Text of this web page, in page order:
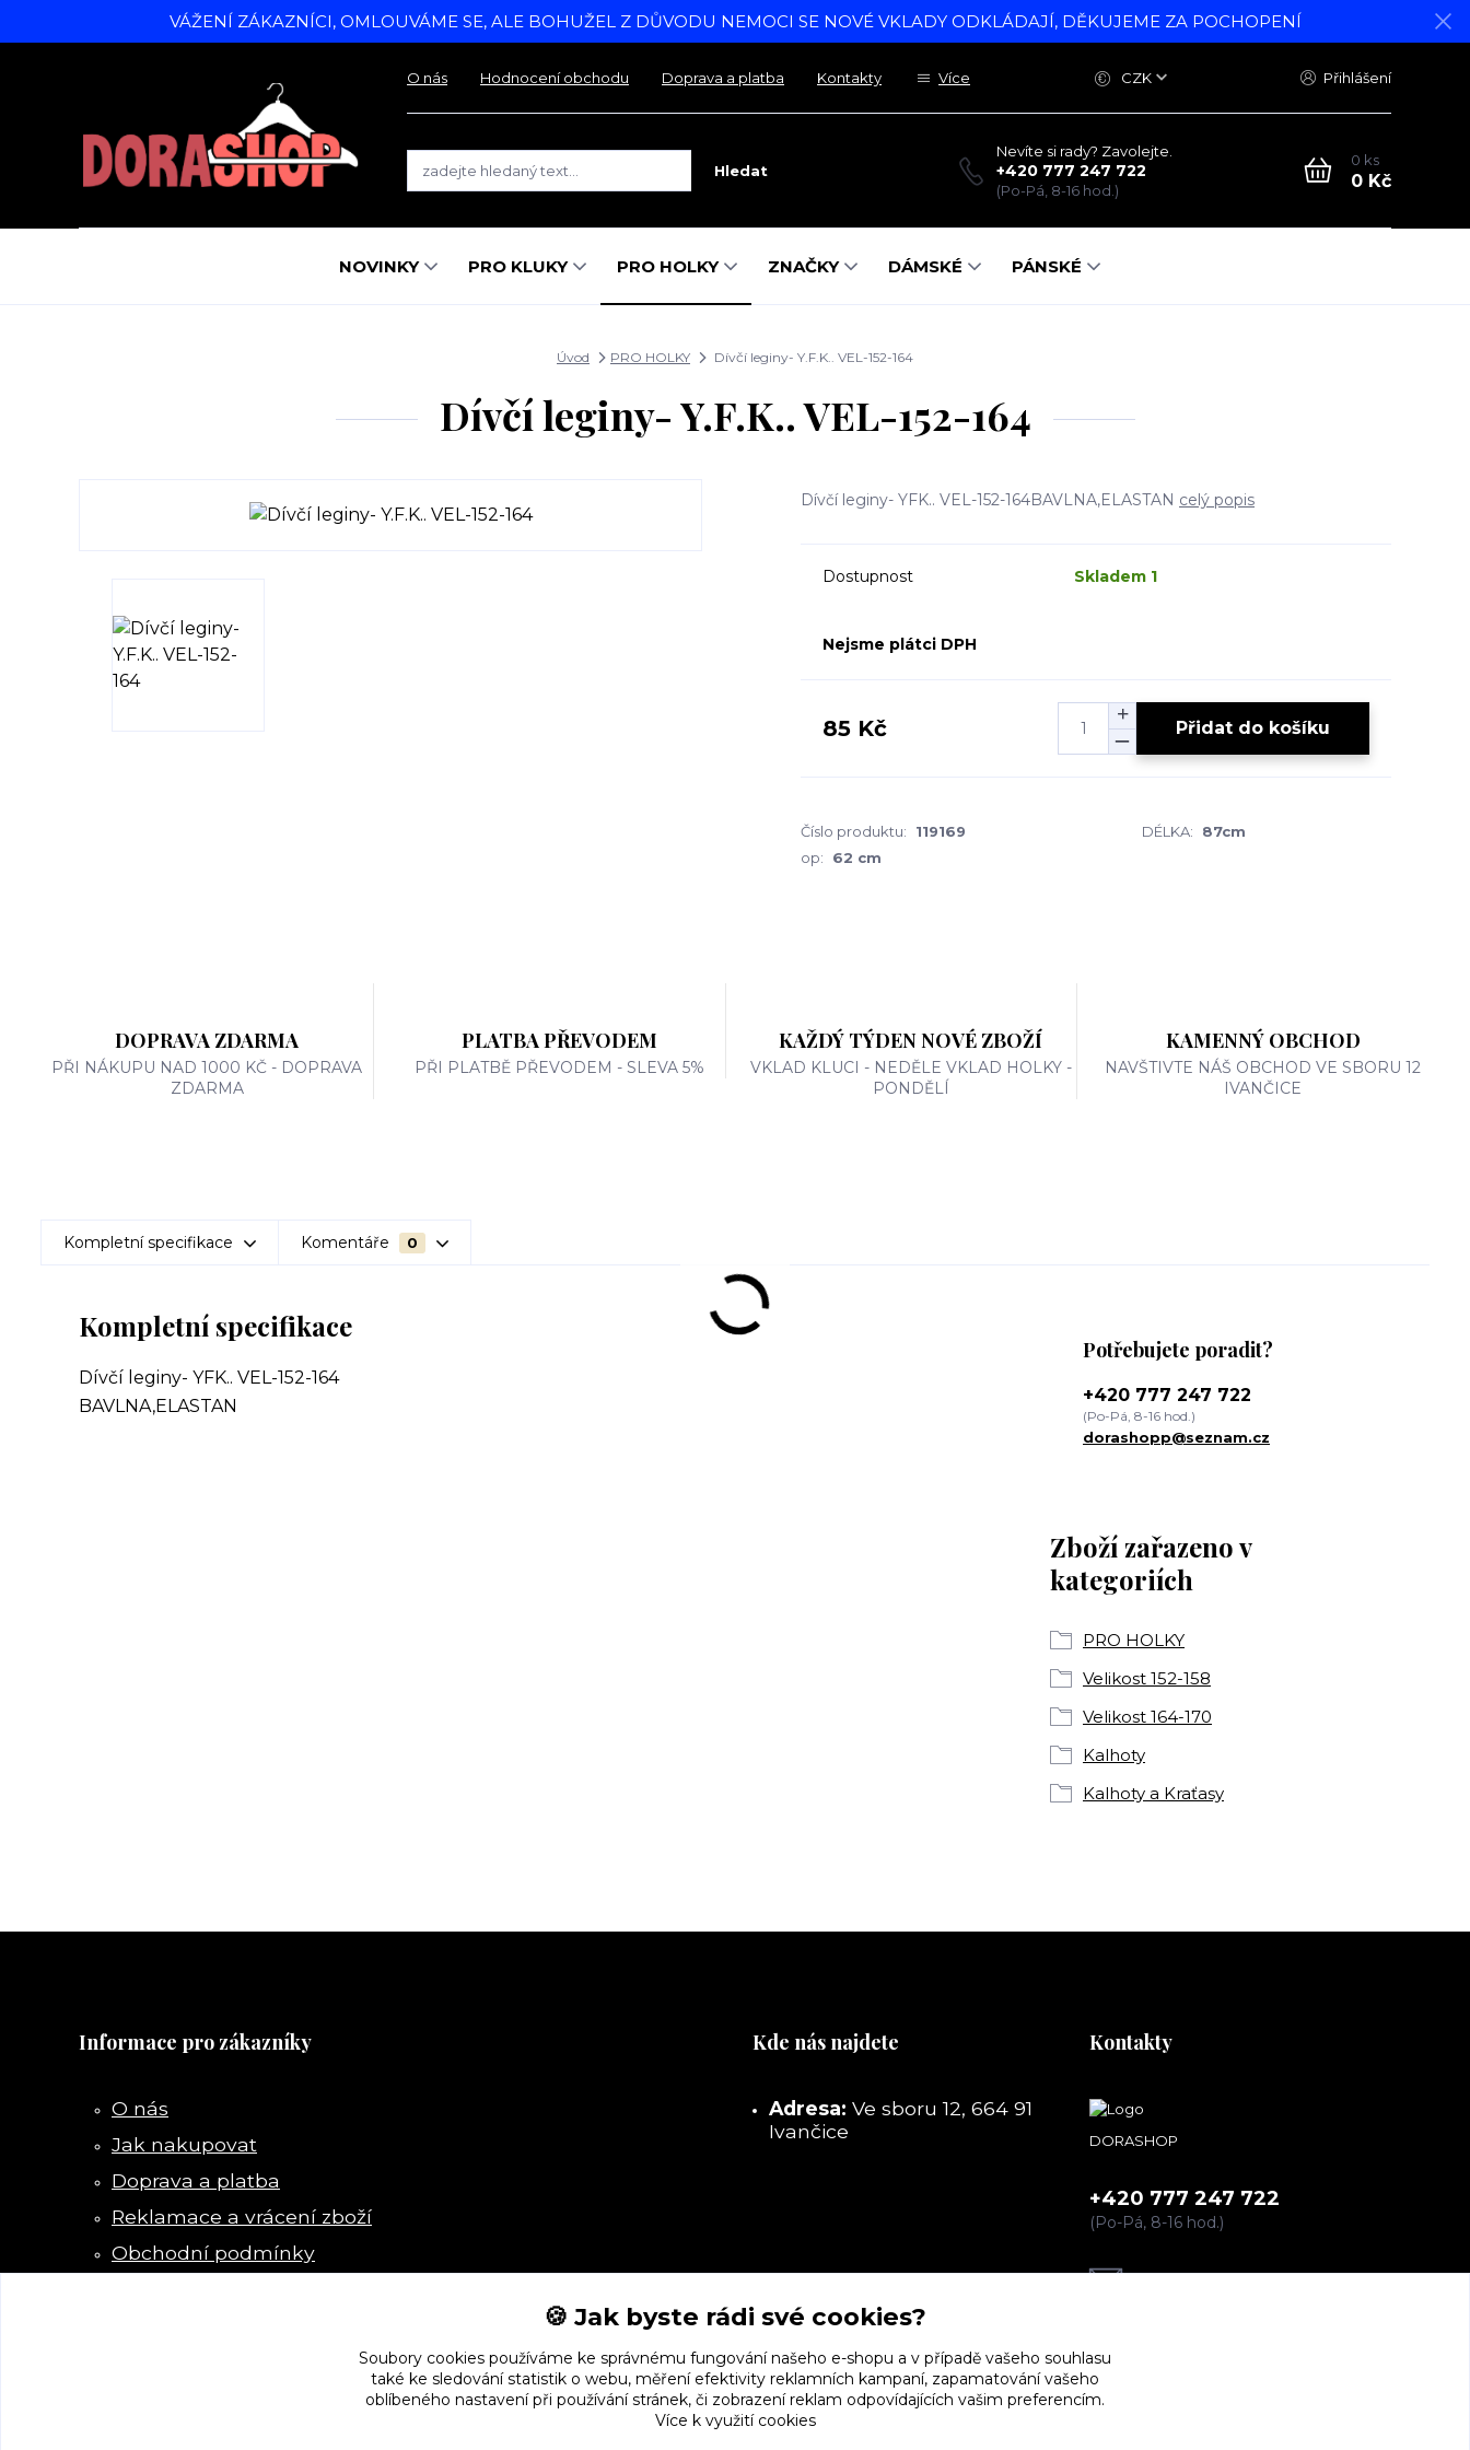
VÁŽENÍ ZÁKAZNÍCI, OMLOUVÁME SE, ALE BOHUŽEL Z DŮVODU NEMOCI SE NOVÉ VKLADY ODKLÁDAJÍ, DĚKUJEME ZA POCHOPENÍ
O nás Hodnocení obchodu Doprava a platba Kontakty Více CZK Přihlášení
Hledat
Nevíte si rady? Zavolejte.
+420 777 247 722
(Po-Pá, 8-16 hod.)
0 ks
0 Kč
NOVINKY PRO KLUKY PRO HOLKY ZNAČKY DÁMSKÉ PÁNSKÉ
Úvod PRO HOLKY Dívčí leginy- Y.F.K.. VEL-152-164
Dívčí leginy- Y.F.K.. VEL-152-164
Dívčí leginy- YFK.. VEL-152-164BAVLNA,ELASTAN celý popis
Dostupnost Skladem 1
Nejsme plátci DPH
85 Kč Přidat do košíku
Číslo produktu: 119169 DÉLKA:
87cm
op:
62 cm
DOPRAVA ZDARMA
PŘI NÁKUPU NAD 1000 KČ - DOPRAVA
ZDARMA
PLATBA PŘEVODEM
PŘI PLATBĚ PŘEVODEM - SLEVA 5%
KAŽDÝ TÝDEN NOVÉ ZBOŽÍ
VKLAD KLUCI - NEDĚLE VKLAD HOLKY -
PONDĚLÍ
KAMENNÝ OBCHOD
NAVŠTIVTE NÁŠ OBCHOD VE SBORU 12
IVANČICE
Kompletní specifikace Komentáře 0
Kompletní specifikace
Dívčí leginy- YFK.. VEL-152-164
BAVLNA,ELASTAN
Zboží zařazeno v
kategoriích
PRO HOLKY
Velikost 152-158
Velikost 164-170
Kalhoty
Kalhoty a Kraťasy
Potřebujete poradit?
+420 777 247 722
(Po-Pá, 8-16 hod.)
dorashopp@seznam.cz
Informace pro zákazníky
O nás
Jak nakupovat
Doprava a platba
Reklamace a vrácení zboží
Obchodní podmínky
Kde nás najdete
Adresa: Ve sboru 12, 664 91
Ivančice
Kontakty
DORASHOP
+420 777 247 722
(Po-Pá, 8-16 hod.)
dorashopp@seznam.cz
🍪 Jak byste rádi své cookies?
Soubory cookies používáme ke správnému fungování našeho e-shopu a v případě vašeho souhlasu
také ke sledování statistik o webu, měření efektivity reklamních kampaní, zapamatování vašeho
oblíbeného nastavení při používání stránek, či zobrazení reklam odpovídajících vašim preferencím.
Více k využití cookies